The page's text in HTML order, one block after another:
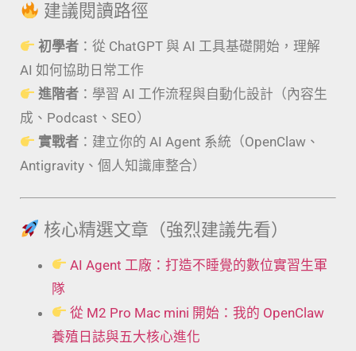
建議閱讀路徑
初學者 ：從 ChatGPT 與 AI 工具基礎開始，理解
AI 如何協助日常工作
進階者 ：學習 AI 工作流程與自動化設計（內容生
成、Podcast、SEO）
實戰者 ：建立你的 AI Agent 系統（OpenClaw、
Antigravity、個人知識庫整合）
核心精選文章（強烈建議先看）
AI Agent 工廠：打造不睡覺的數位實習生軍
隊
從 M2 Pro Mac mini 開始：我的 OpenClaw
養殖日誌與五大核心進化